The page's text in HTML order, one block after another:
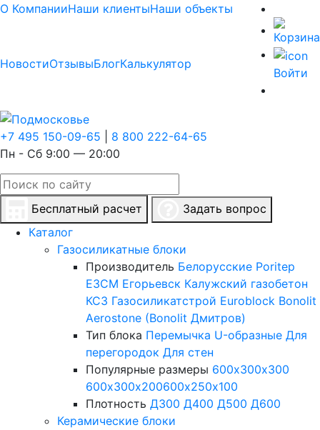
О КомпанииНаши клиентыНаши объекты
НовостиОтзывыБлогКалькулятор
Войти
+7 495 150-09-65
8 800 222-64-65
Пн - Сб 9:00 — 20:00
Бесплатный расчет
Задать вопрос
Каталог
Газосиликатные блоки
Производитель Белорусские Poritep
ЕЗСМ Егорьевск Калужский газобетон
КСЗ Газосиликатстрой Euroblock Bonolit
Aerostone (Bonolit Дмитров)
Тип блока Перемычка U-образные Для
перегородок Для стен
Популярные размеры 600х300х300
600х300х200600х250х100
Плотность Д300 Д400 Д500 Д600
Керамические блоки